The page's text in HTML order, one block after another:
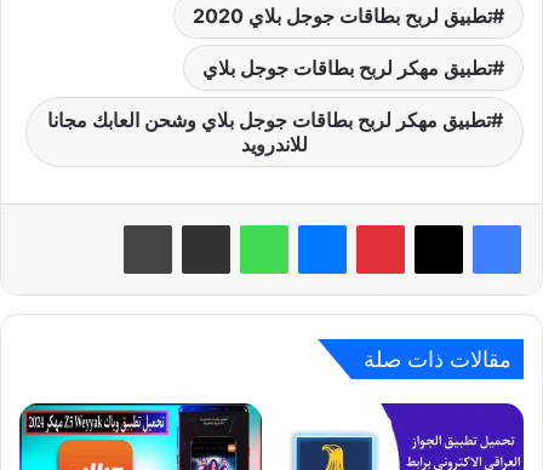
تطبيق لربح بطاقات جوجل بلاي 2020
تطبيق مهكر لربح بطاقات جوجل بلاي
تطبيق مهكر لربح بطاقات جوجل بلاي وشحن العابك مجانا
للاندرويد
بينتيريست واتساب
مقالات ذات صلة